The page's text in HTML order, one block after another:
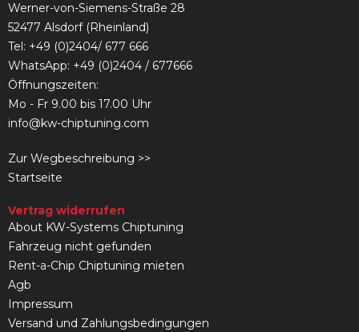
Werner-von-Siemens-Straße 28
52477 Alsdorf (Rheinland)
Tel: +49 (0)2404/ 677 666
WhatsApp: +49 (0)2404 / 677666
Öffnungszeiten:
Mo - Fr 9.00 bis 17.00 Uhr
info@kw-chiptuning.com
Zur Wegbeschreibung >>
Startseite
Vertrag widerrufen
About KW-Systems Chiptuning
Fahrzeug nicht gefunden
Rent-a-Chip Chiptuning mieten
Agb
Impressum
Versand und Zahlungsbedingungen